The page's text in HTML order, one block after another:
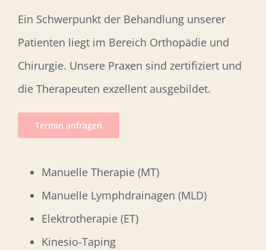
Ein Schwerpunkt der Behandlung unserer
Patienten liegt im Bereich Orthopädie und
Chirurgie. Unsere Praxen sind zertifiziert und
die Therapeuten exzellent ausgebildet.
Termin anfragen
Manuelle Therapie (MT)
Manuelle Lymphdrainagen (MLD)
Elektrotherapie (ET)
Kinesio-Taping